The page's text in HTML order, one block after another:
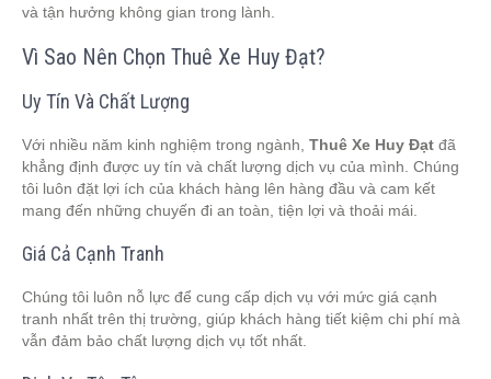
và tận hưởng không gian trong lành.
Vì Sao Nên Chọn Thuê Xe Huy Đạt?
Uy Tín Và Chất Lượng
Với nhiều năm kinh nghiệm trong ngành, Thuê Xe Huy Đạt đã
khẳng định được uy tín và chất lượng dịch vụ của mình. Chúng
tôi luôn đặt lợi ích của khách hàng lên hàng đầu và cam kết
mang đến những chuyến đi an toàn, tiện lợi và thoải mái.
Giá Cả Cạnh Tranh
Chúng tôi luôn nỗ lực để cung cấp dịch vụ với mức giá cạnh
tranh nhất trên thị trường, giúp khách hàng tiết kiệm chi phí mà
vẫn đảm bảo chất lượng dịch vụ tốt nhất.